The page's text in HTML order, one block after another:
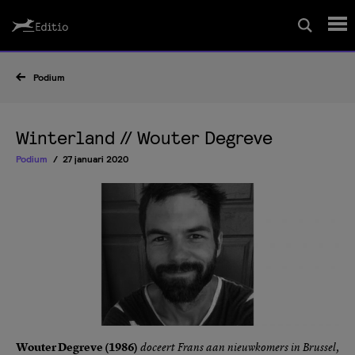
Magazine
Editio Producties
Mijn Editio
Podium
Winterland // Wouter Degreve
Podium 27 januari 2020
Wouter Degreve (1986) doceert Frans aan nieuwkomers in Brussel,